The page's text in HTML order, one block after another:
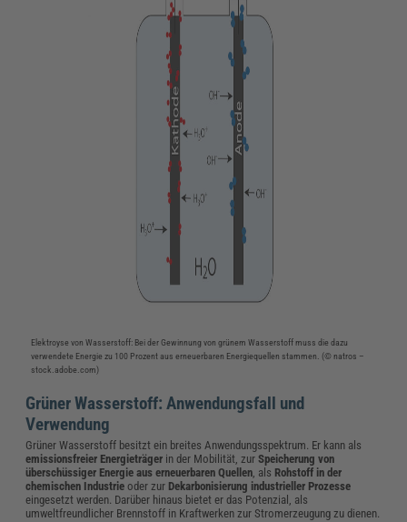
Elektroyse von Wasserstoff: Bei der Gewinnung von grünem Wasserstoff muss die dazu
verwendete Energie zu 100 Prozent aus erneuerbaren Energiequellen stammen. (© natros –
stock.adobe.com)
Grüner Wasserstoff: Anwendungsfall und
Verwendung
Grüner Wasserstoff besitzt ein breites Anwendungsspektrum. Er kann als
emissionsfreier Energieträger in der Mobilität, zurSpeicherung von
überschüssiger Energie aus erneuerbaren Quellen, als Rohstoff in der
chemischen Industrie oder zur Dekarbonisierung industrieller Prozesse
eingesetzt werden. Darüber hinaus bietet er das Potenzial, als
umweltfreundlicher Brennstoff in Kraftwerken zur Stromerzeugung zu dienen.